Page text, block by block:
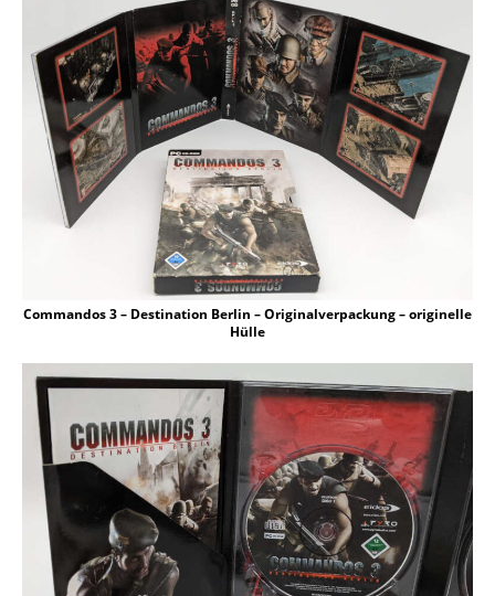
Commandos 3 – Destination Berlin – Originalverpackung – originelle
Hülle